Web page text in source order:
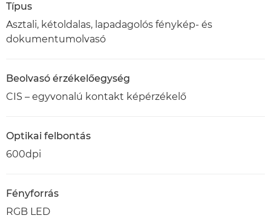
Típus
Asztali, kétoldalas, lapadagolós fénykép- és
dokumentumolvasó
Beolvasó érzékelőegység
CIS – egyvonalú kontakt képérzékelő
Optikai felbontás
600dpi
Fényforrás
RGB LED